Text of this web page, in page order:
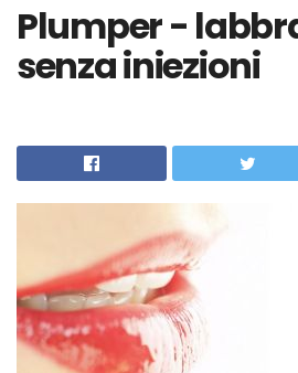
Plumper -
senza iniezioni